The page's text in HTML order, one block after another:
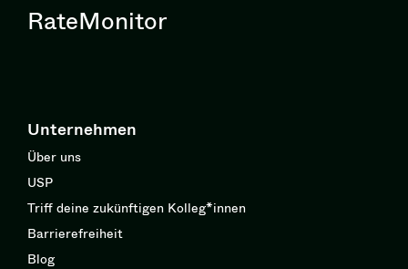
RateMonitor
Unternehmen
Über uns
USP
Triff deine zukünftigen Kolleg*innen
Barrierefreiheit
Blog